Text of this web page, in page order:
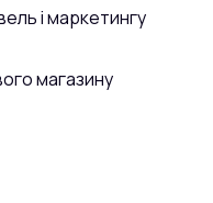
і маркетингу
магазину